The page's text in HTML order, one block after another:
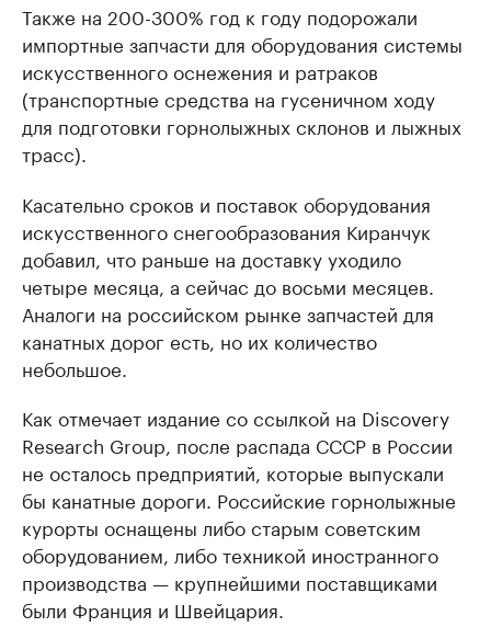
Также на 200-300% год к году подорожали
импортные запчасти для оборудования системы
искусственного оснежения и ратраков
(транспортные средства на гусеничном ходу
для подготовки горнолыжных склонов и лыжных
трасс).
Касательно сроков и поставок оборудования
искусственного снегообразования Киранчук
добавил, что раньше на доставку уходило
четыре месяца, а сейчас до восьми месяцев.
Аналоги на российском рынке запчастей для
канатных дорог есть, но их количество
небольшое.
Как отмечает издание со ссылкой на Discovery
Research Group, после распада СССР в России
не осталось предприятий, которые выпускали
бы канатные дороги. Российские горнолыжные
курорты оснащены либо старым советским
оборудованием, либо техникой иностранного
производства — крупнейшими поставщиками
были Франция и Швейцария.